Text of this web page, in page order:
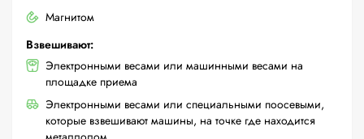
Магнитом
Взвешивают:
Электронными весами или машинными весами на
площадке приема
Электронными весами или специальными поосевыми,
которые взвешивают машины, на точке где находится